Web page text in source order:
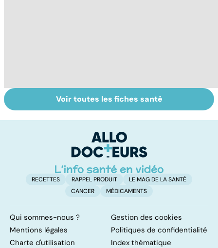
Le TDAH, un
trouble de
hyperactivité
Accident
vasculaire
également
touché
Voir toutes les fiches santé
RECETTES RAPPEL PRODUIT
LE MAG DE LA SANTÉ
CANCER
MÉDICAMENTS
Qui sommes-nous ?
Gestion des cookies
Mentions légales
Politiques de confidentialité
Charte d'utilisation
Index thématique